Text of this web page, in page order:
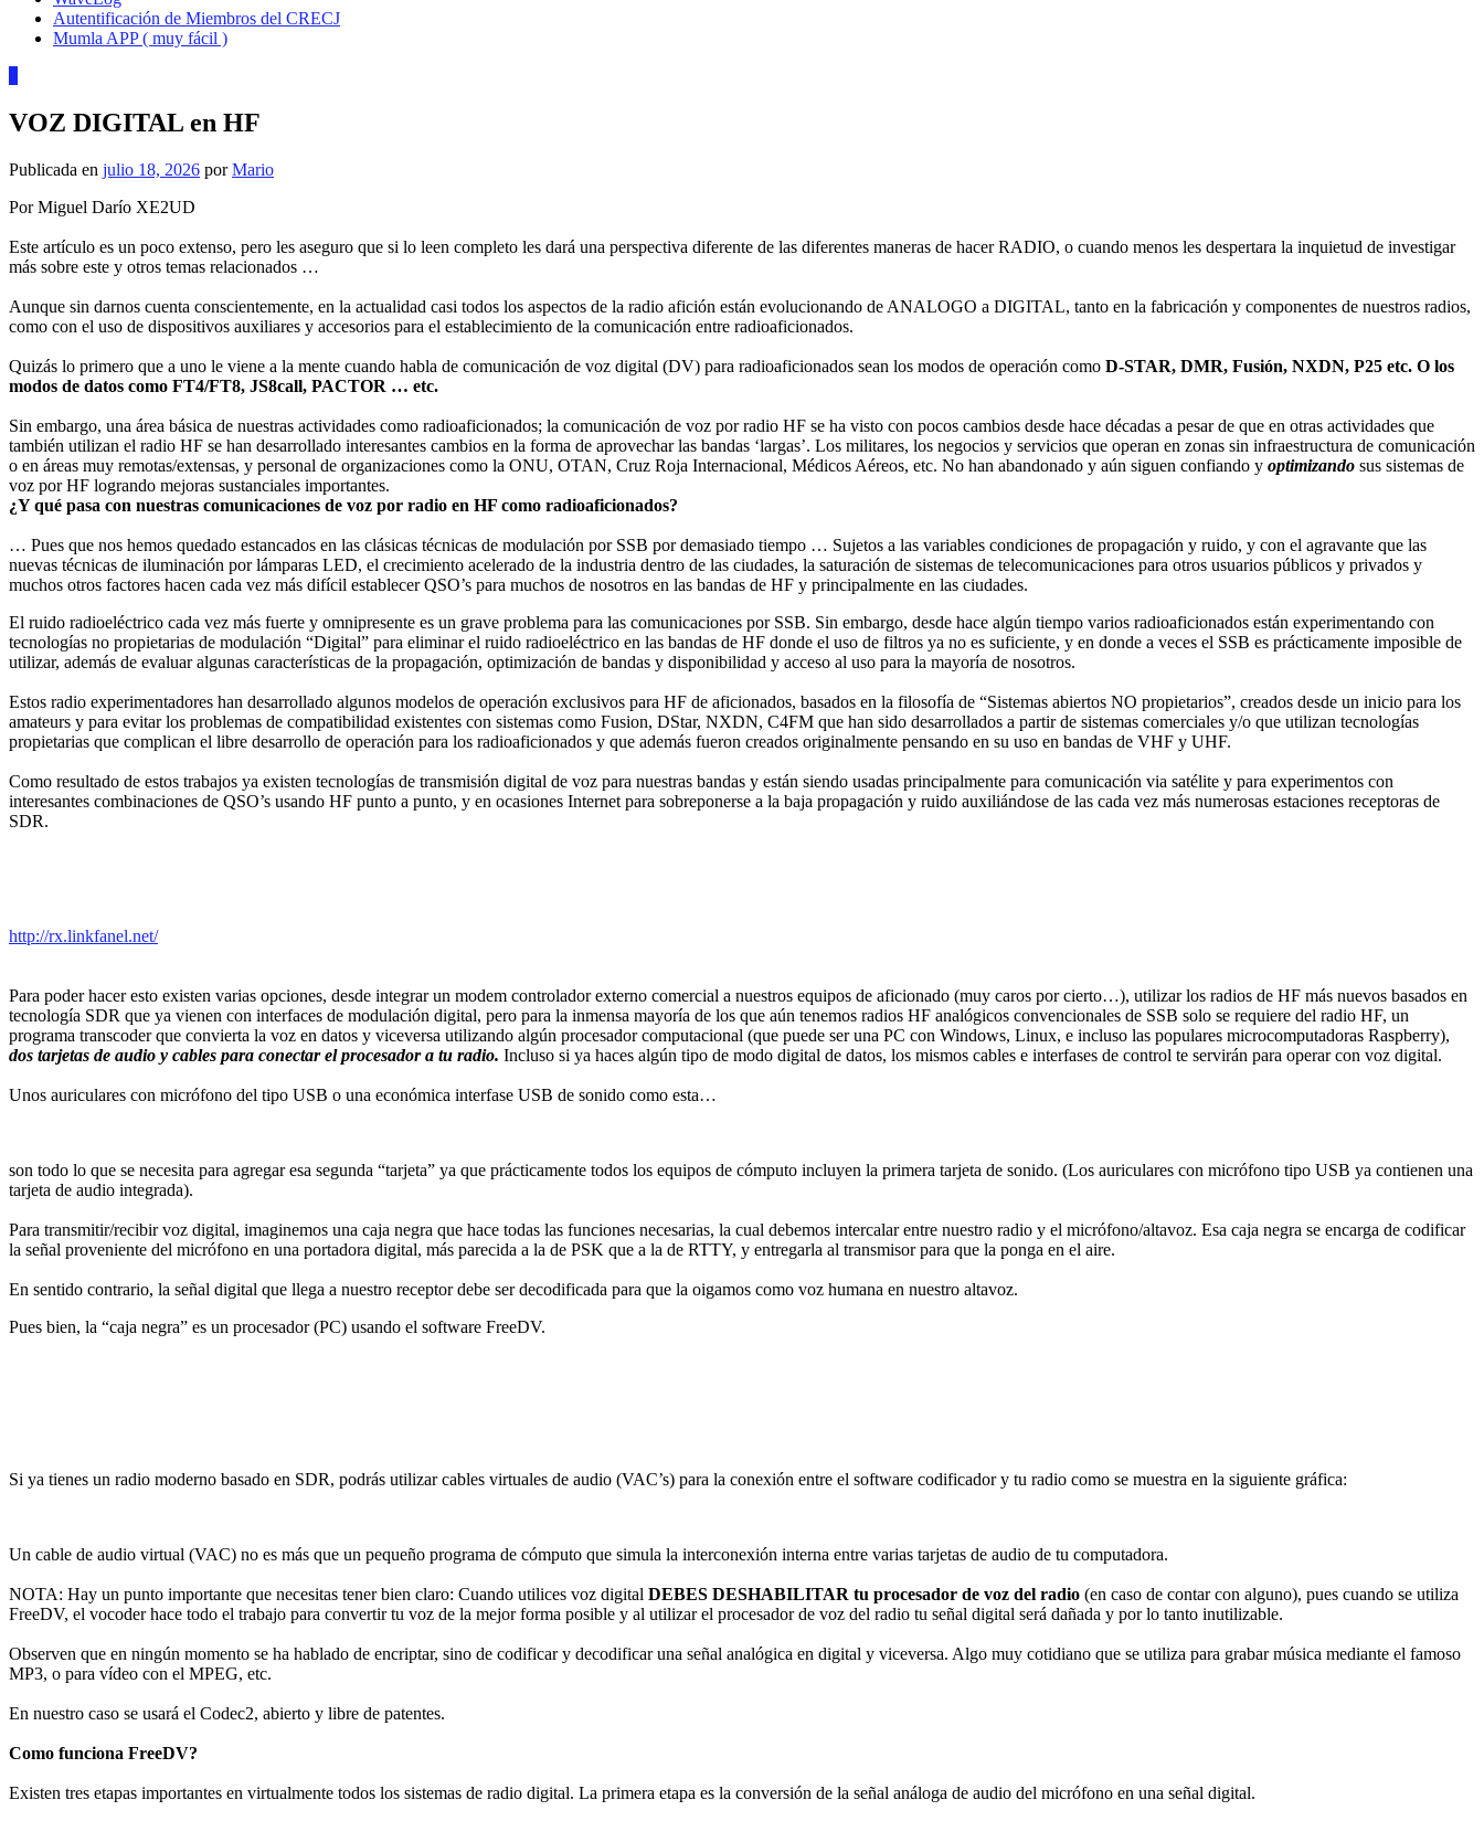
Autentificación de Miembros del CRECJ
Mumla APP ( muy fácil )
VOZ DIGITAL en HF
Publicada en julio 18, 2026 porMario
Por Miguel Darío XE2UD
Este artículo es un poco extenso, pero les aseguro que si lo leen completo les dará una perspectiva diferente de las diferentes maneras de hacer RADIO, o cuando menos les despertara la inquietud de investigar
más sobre este y otros temas relacionados …
Aunque sin darnos cuenta conscientemente, en la actualidad casi todos los aspectos de la radio afición están evolucionando de ANALOGO a DIGITAL, tanto en la fabricación y componentes de nuestros radios,
como con el uso de dispositivos auxiliares y accesorios para el establecimiento de la comunicación entre radioaficionados.
Quizás lo primero que a uno le viene a la mente cuando habla de comunicación de voz digital (DV) para radioaficionados sean los modos de operación como D-STAR, DMR, Fusión, NXDN, P25 etc. O los
modos de datos como FT4/FT8, JS8call, PACTOR … etc.
Sin embargo, una área básica de nuestras actividades como radioaficionados; la comunicación de voz por radio HF se ha visto con pocos cambios desde hace décadas a pesar de que en otras actividades que
también utilizan el radio HF se han desarrollado interesantes cambios en la forma de aprovechar las bandas ‘largas’. Los militares, los negocios y servicios que operan en zonas sin infraestructura de comunicación
o en áreas muy remotas/extensas, y personal de organizaciones como la ONU, OTAN, Cruz Roja Internacional, Médicos Aéreos, etc. No han abandonado y aún siguen confiando y optimizando sus sistemas de
voz por HF logrando mejoras sustanciales importantes.
¿Y qué pasa con nuestras comunicaciones de voz por radio en HF como radioaficionados?
… Pues que nos hemos quedado estancados en las clásicas técnicas de modulación por SSB por demasiado tiempo … Sujetos a las variables condiciones de propagación y ruido, y con el agravante que las
nuevas técnicas de iluminación por lámparas LED, el crecimiento acelerado de la industria dentro de las ciudades, la saturación de sistemas de telecomunicaciones para otros usuarios públicos y privados y
muchos otros factores hacen cada vez más difícil establecer QSO’s para muchos de nosotros en las bandas de HF y principalmente en las ciudades.
El ruido radioeléctrico cada vez más fuerte y omnipresente es un grave problema para las comunicaciones por SSB. Sin embargo, desde hace algún tiempo varios radioaficionados están experimentando con
tecnologías no propietarias de modulación “Digital” para eliminar el ruido radioeléctrico en las bandas de HF donde el uso de filtros ya no es suficiente, y en donde a veces el SSB es prácticamente imposible de
utilizar, además de evaluar algunas características de la propagación, optimización de bandas y disponibilidad y acceso al uso para la mayoría de nosotros.
Estos radio experimentadores han desarrollado algunos modelos de operación exclusivos para HF de aficionados, basados en la filosofía de “Sistemas abiertos NO propietarios”, creados desde un inicio para los
amateurs y para evitar los problemas de compatibilidad existentes con sistemas como Fusion, DStar, NXDN, C4FM que han sido desarrollados a partir de sistemas comerciales y/o que utilizan tecnologías
propietarias que complican el libre desarrollo de operación para los radioaficionados y que además fueron creados originalmente pensando en su uso en bandas de VHF y UHF.
Como resultado de estos trabajos ya existen tecnologías de transmisión digital de voz para nuestras bandas y están siendo usadas principalmente para comunicación via satélite y para experimentos con
interesantes combinaciones de QSO’s usando HF punto a punto, y en ocasiones Internet para sobreponerse a la baja propagación y ruido auxiliándose de las cada vez más numerosas estaciones receptoras de
SDR.
http://rx.linkfanel.net/
Para poder hacer esto existen varias opciones, desde integrar un modem controlador externo comercial a nuestros equipos de aficionado (muy caros por cierto…), utilizar los radios de HF más nuevos basados en
tecnología SDR que ya vienen con interfaces de modulación digital, pero para la inmensa mayoría de los que aún tenemos radios HF analógicos convencionales de SSB solo se requiere del radio HF, un
programa transcoder que convierta la voz en datos y viceversa utilizando algún procesador computacional (que puede ser una PC con Windows, Linux, e incluso las populares microcomputadoras Raspberry),
dos tarjetas de audio y cables para conectar el procesador a tu radio. Incluso si ya haces algún tipo de modo digital de datos, los mismos cables e interfases de control te servirán para operar con voz digital.
Unos auriculares con micrófono del tipo USB o una económica interfase USB de sonido como esta…
son todo lo que se necesita para agregar esa segunda “tarjeta” ya que prácticamente todos los equipos de cómputo incluyen la primera tarjeta de sonido. (Los auriculares con micrófono tipo USB ya contienen una
tarjeta de audio integrada).
Para transmitir/recibir voz digital, imaginemos una caja negra que hace todas las funciones necesarias, la cual debemos intercalar entre nuestro radio y el micrófono/altavoz. Esa caja negra se encarga de codificar
la señal proveniente del micrófono en una portadora digital, más parecida a la de PSK que a la de RTTY, y entregarla al transmisor para que la ponga en el aire.
En sentido contrario, la señal digital que llega a nuestro receptor debe ser decodificada para que la oigamos como voz humana en nuestro altavoz.
Pues bien, la “caja negra” es un procesador (PC) usando el software FreeDV.
Si ya tienes un radio moderno basado en SDR, podrás utilizar cables virtuales de audio (VAC’s) para la conexión entre el software codificador y tu radio como se muestra en la siguiente gráfica:
Un cable de audio virtual (VAC) no es más que un pequeño programa de cómputo que simula la interconexión interna entre varias tarjetas de audio de tu computadora.
NOTA: Hay un punto importante que necesitas tener bien claro: Cuando utilices voz digital DEBES DESHABILITAR tu procesador de voz del radio (en caso de contar con alguno), pues cuando se utiliza
FreeDV, el vocoder hace todo el trabajo para convertir tu voz de la mejor forma posible y al utilizar el procesador de voz del radio tu señal digital será dañada y por lo tanto inutilizable.
Observen que en ningún momento se ha hablado de encriptar, sino de codificar y decodificar una señal analógica en digital y viceversa. Algo muy cotidiano que se utiliza para grabar música mediante el famoso
MP3, o para vídeo con el MPEG, etc.
En nuestro caso se usará el Codec2, abierto y libre de patentes.
Como funciona FreeDV?
Existen tres etapas importantes en virtualmente todos los sistemas de radio digital. La primera etapa es la conversión de la señal análoga de audio del micrófono en una señal digital.